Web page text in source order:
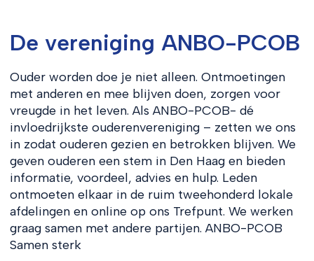
De vereniging ANBO-PCOB
Ouder worden doe je niet alleen. Ontmoetingen
met anderen en mee blijven doen, zorgen voor
vreugde in het leven. Als ANBO-PCOB- dé
invloedrijkste ouderenvereniging – zetten we ons
in zodat ouderen gezien en betrokken blijven. We
geven ouderen een stem in Den Haag en bieden
informatie, voordeel, advies en hulp. Leden
ontmoeten elkaar in de ruim tweehonderd lokale
afdelingen en online op ons Trefpunt. We werken
graag samen met andere partijen. ANBO-PCOB
Samen sterk